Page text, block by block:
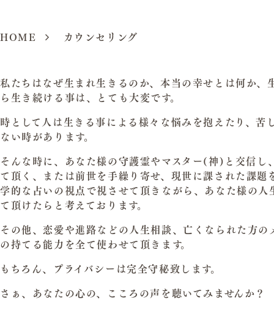
HOME カウンセリング
私たちはなぜ生まれ生きるのか、本当の幸せとは何か
ら生き続ける事は、とても大変です。
時として人は生きる事による様々な悩みを抱えたり、
ない時があります。
そんな時に、あなた様の守護霊やマスター(神)と交信し
て頂く、または前世を手繰り寄せ、現世に課された課
学的な占いの視点で視させて頂きながら、あなた様の
て頂けたらと考えております。
その他、恋愛や進路などの人生相談、亡くなられた方
の持てる能力を全て使わせて頂きます。
もちろん、プライバシーは完全守秘致します。
さぁ、あなたの心の、こころの声を聴いてみませんか？